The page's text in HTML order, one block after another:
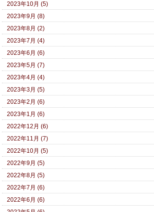
2023年10月 (5)
2023年9月 (8)
2023年8月 (2)
2023年7月 (4)
2023年6月 (6)
2023年5月 (7)
2023年4月 (4)
2023年3月 (5)
2023年2月 (6)
2023年1月 (6)
2022年12月 (6)
2022年11月 (7)
2022年10月 (5)
2022年9月 (5)
2022年8月 (5)
2022年7月 (6)
2022年6月 (6)